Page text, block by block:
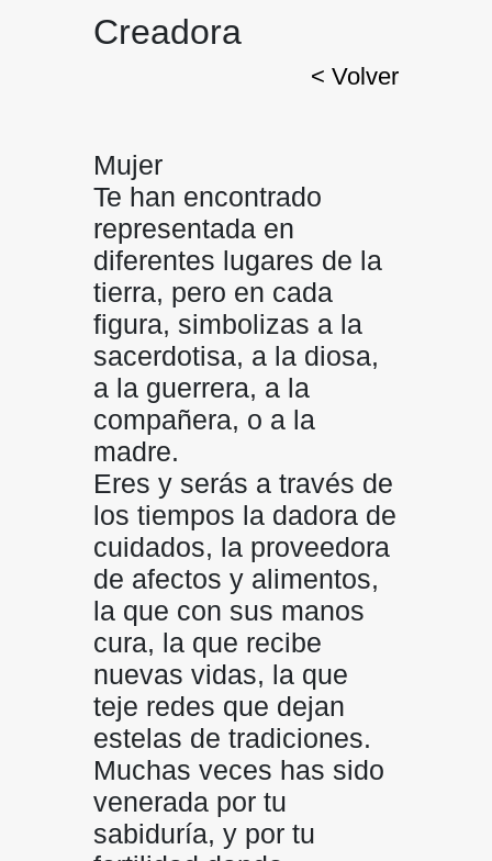
Creadora
< Volver
Mujer
Te han encontrado
representada en
diferentes lugares de la
tierra, pero en cada
figura, simbolizas a la
sacerdotisa, a la diosa,
a la guerrera, a la
compañera, o a la
madre.
Eres y serás a través de
los tiempos la dadora de
cuidados, la proveedora
de afectos y alimentos,
la que con sus manos
cura, la que recibe
nuevas vidas, la que
teje redes que dejan
estelas de tradiciones.
Muchas veces has sido
venerada por tu
sabiduría, y por tu